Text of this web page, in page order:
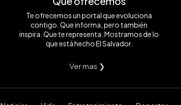
Te ofrecemos un portal que evoluciona
contigo. Que informa, pero también
inspira. Que te representa. Mostramos de lo
que está hecho El Salvador.
Ver mas ❯